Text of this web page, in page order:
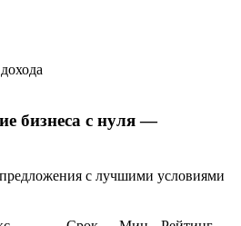
бизнеса с нуля —
с лучшими условиями